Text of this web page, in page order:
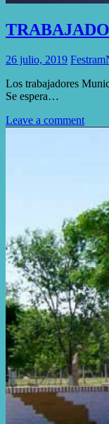
26 julio, 2019 Festram
Los trabajadores
Se espera…
Leave a comment